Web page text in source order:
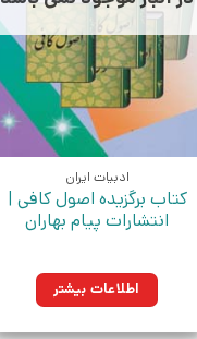
ادبیات ایران
کتاب برگزیده اصول کافی |
انتشارات پیام بهاران
اطلاعات بیشتر